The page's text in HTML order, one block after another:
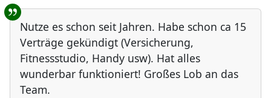
Nutze es schon seit Jahren. Habe schon ca 15
Verträge gekündigt (Versicherung,
Fitnessstudio, Handy usw). Hat alles
wunderbar funktioniert! Großes Lob an das
Team.